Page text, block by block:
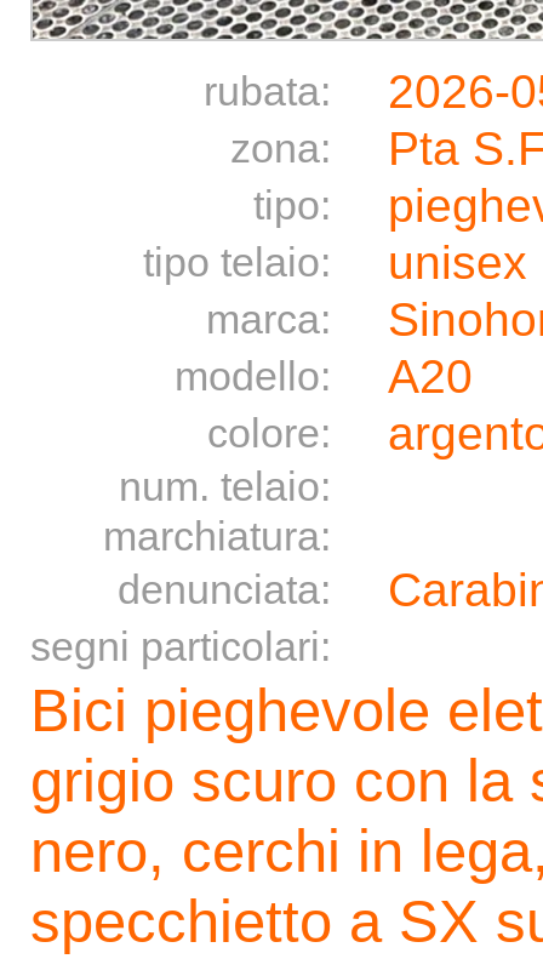
rubata: 2026-
zona: Pta
tipo:
tipo telaio: unisex
marca:
modello: A20
colore:
num. telaio:
marchiatura:
denunciata:
segni particolari:
Bici pieghevole
grigio scuro con la
nero, cerchi in
specchietto a SX